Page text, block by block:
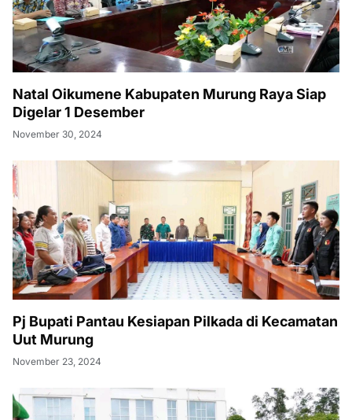
Natal Oikumene Kabupaten Murung Raya Siap
Digelar 1 Desember
November 30, 2024
Pj Bupati Pantau Kesiapan Pilkada di Kecamatan
Uut Murung
November 23, 2024